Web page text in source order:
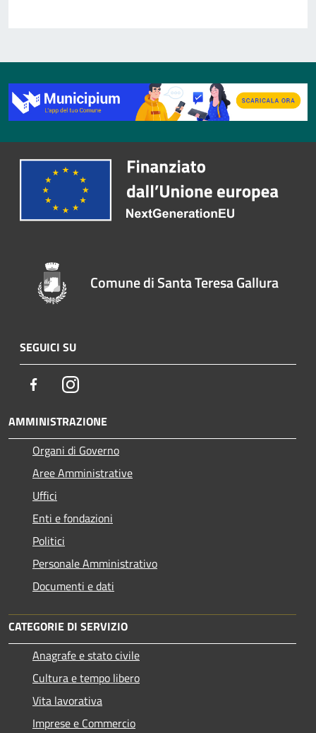
Comune di Santa Teresa Gallura
SEGUICI SU
FacebookInstagram
AMMINISTRAZIONE
Organi di Governo
Aree Amministrative
Uffici
Enti e fondazioni
Politici
Personale Amministrativo
Documenti e dati
CATEGORIE DI SERVIZIO
Anagrafe e stato civile
Cultura e tempo libero
Vita lavorativa
Imprese e Commercio